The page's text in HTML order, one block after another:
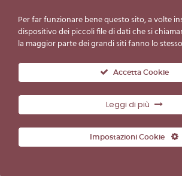
© Copyright Gelato d'Essai
Per far funzionare bene questo sito, a volte
dispositivo dei piccoli file di dati che si
la maggior parte dei grandi siti fanno lo
Accetta Cookie
Leggi di più
Impostazioni Cookie